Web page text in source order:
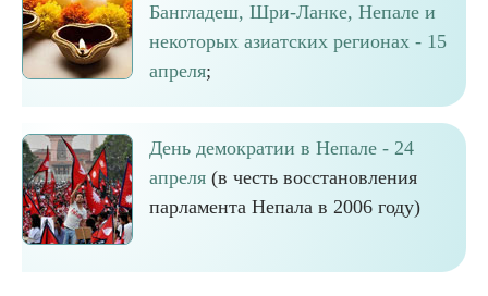
Бангладеш, Шри-Ланке, Непале и
некоторых азиатских регионах - 15
апреля;
День демократии в Непале - 24
апреля (в честь восстановления
парламента Непала в 2006 году)